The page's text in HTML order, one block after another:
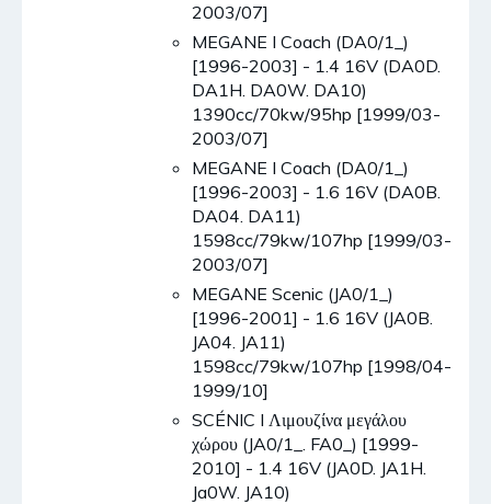
2003/07]
MEGANE I Coach (DA0/1_)
[1996-2003] - 1.4 16V (DA0D.
DA1H. DA0W. DA10)
1390cc/70kw/95hp [1999/03-
2003/07]
MEGANE I Coach (DA0/1_)
[1996-2003] - 1.6 16V (DA0B.
DA04. DA11)
1598cc/79kw/107hp [1999/03-
2003/07]
MEGANE Scenic (JA0/1_)
[1996-2001] - 1.6 16V (JA0B.
JA04. JA11)
1598cc/79kw/107hp [1998/04-
1999/10]
SCÉNIC I Λιμουζίνα μεγάλου
χώρου (JA0/1_. FA0_) [1999-
2010] - 1.4 16V (JA0D. JA1H.
Ja0W. JA10)